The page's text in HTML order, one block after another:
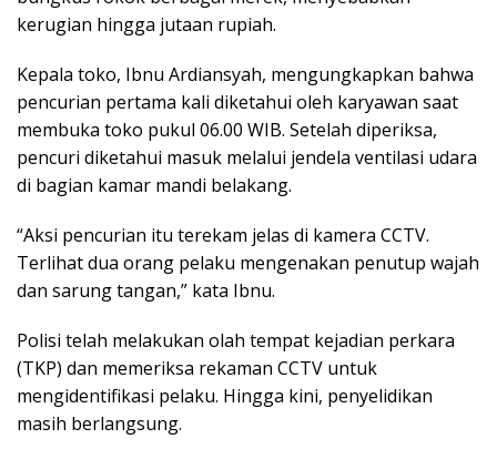
kerugian hingga jutaan rupiah.
Kepala toko, Ibnu Ardiansyah, mengungkapkan bahwa
pencurian pertama kali diketahui oleh karyawan saat
membuka toko pukul 06.00 WIB. Setelah diperiksa,
pencuri diketahui masuk melalui jendela ventilasi udara
di bagian kamar mandi belakang.
“Aksi pencurian itu terekam jelas di kamera CCTV.
Terlihat dua orang pelaku mengenakan penutup wajah
dan sarung tangan,” kata Ibnu.
Polisi telah melakukan olah tempat kejadian perkara
(TKP) dan memeriksa rekaman CCTV untuk
mengidentifikasi pelaku. Hingga kini, penyelidikan
masih berlangsung.